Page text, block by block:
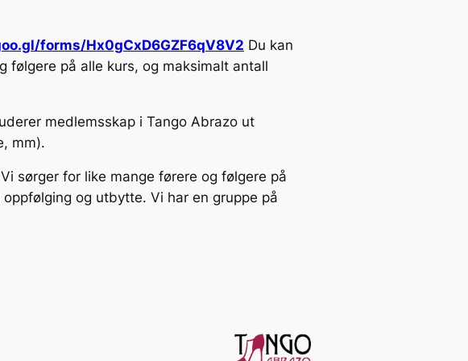
forms/Hx0gCxD6GZF6qV8V2 Du kan
følgere på alle kurs, og maksimalt antall
medlemsskap i Tango Abrazo ut
mm).
sørger for like mange førere og følgere på
og utbytte. Vi har en gruppe på